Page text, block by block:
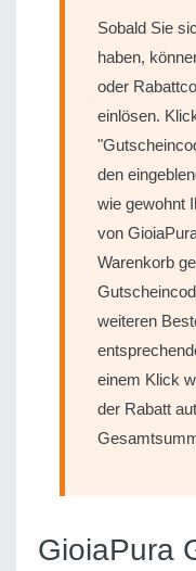
Sobald Sie
haben,
oder
einlösen.
den
wie gewohnt
von
Warenkorb
weiteren
einem Klick
der Rabatt
GioiaPura